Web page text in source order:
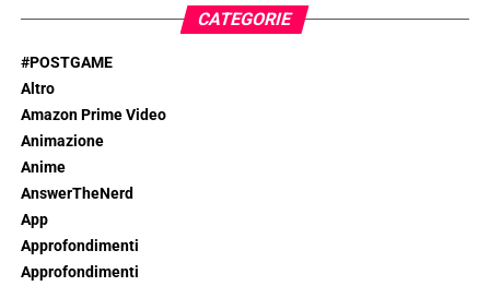
CATEGORIE
#POSTGAME
Altro
Amazon Prime Video
Animazione
Anime
AnswerTheNerd
App
Approfondimenti
Approfondimenti